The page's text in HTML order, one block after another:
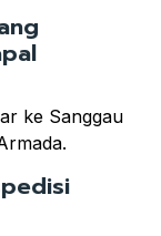
ke Sanggau